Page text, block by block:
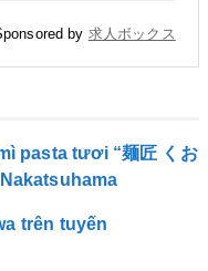
by 求人ボックス
pasta tươi “麺匠 くお
trên tuyến